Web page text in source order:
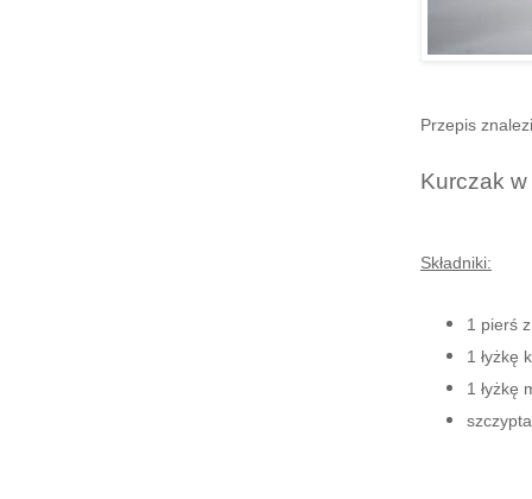
Przepis
Kurczak
Składniki:
1 pierś
1 łyżkę
1 łyżkę